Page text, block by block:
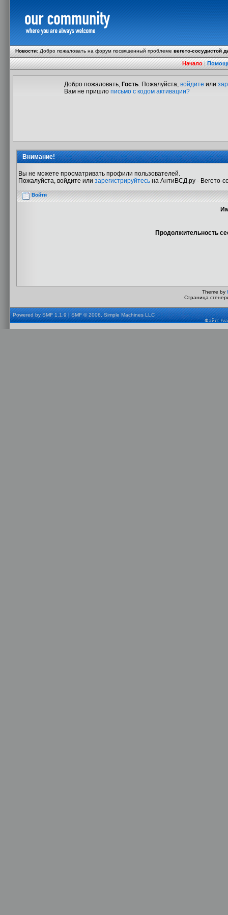
Новости:Добро пожаловать на форум посвященный проблемевегето-сосудистой
Начало|
Добро пожаловать, Гость. Пожалуйста, войдите или
Вам не пришло письмо с кодом активации?
Внимание!
Вы не можете просматривать профили пользователей.
Пожалуйста, войдите или зарегистрируйтесь на АнтиВСД.ру - Вегето-
Войти
Продолжительность
Theme by
Страница
Powered by SMF 1.1.9|SMF © 2006, Simple Machines LLC
Файл: /